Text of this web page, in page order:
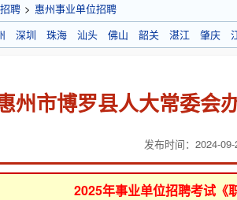
聘 > 惠州事业单位招聘
深圳 珠海 汕头 佛山 韶关 湛江 肇庆
州市博罗县人大常委会
发布时间：2024-
2025年事业单位招聘考试《